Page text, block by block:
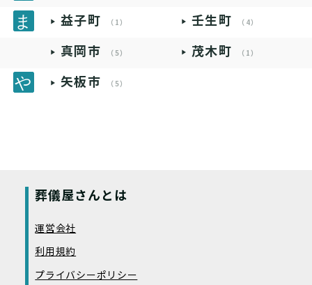
益子町 （1） 壬生町 （4）
真岡市 （5） 茂木町 （1）
矢板市 （5）
葬儀屋さんとは
運営会社
利用規約
プライバシーポリシー